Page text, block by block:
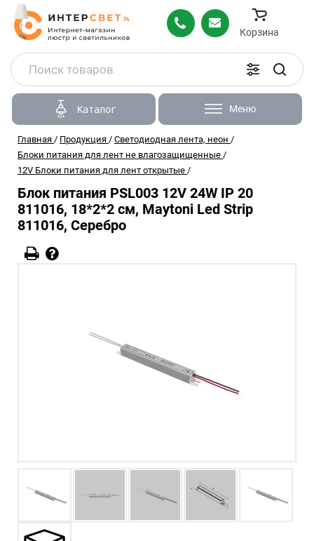
Корзина
Каталог Меню
Главная / Продукция / Светодиодная лента, неон /
Блоки питания для лент не влагозащищенные /
12V Блоки питания для лент открытые /
Блок питания PSL003 12V 24W IP 20
811016, 18*2*2 см, Maytoni Led Strip
811016, Серебро